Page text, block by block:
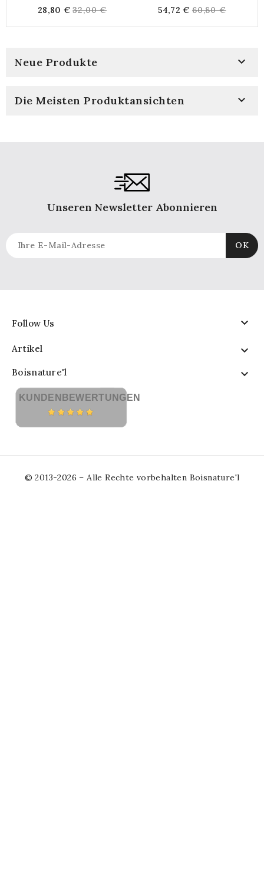
Herzromantischem Und
Landstil
28,80 € Regular
price
32,00 €
Natürlicher Binse
54,72 € Regular
price
60,80 €
Neue Produkte 
Die Meisten Produktansichten 
Unseren Newsletter Abonnieren
Follow Us 
Artikel 
Boisnature'l 
KUNDENBEWERTUNGEN
© 2013-2026 – Alle Rechte vorbehalten Boisnature'l